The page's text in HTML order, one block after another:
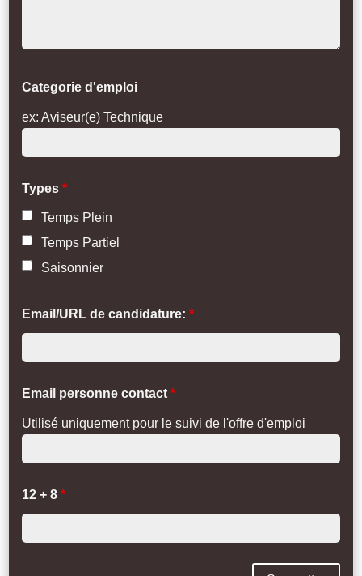
Categorie d'emploi
ex: Aviseur(e) Technique
Types*
Temps Plein
Temps Partiel
Saisonnier
Email/URL de candidature:*
Email personne contact*
Utilisé uniquement pour le suivi de l'offre d'emploi
12 + 8*